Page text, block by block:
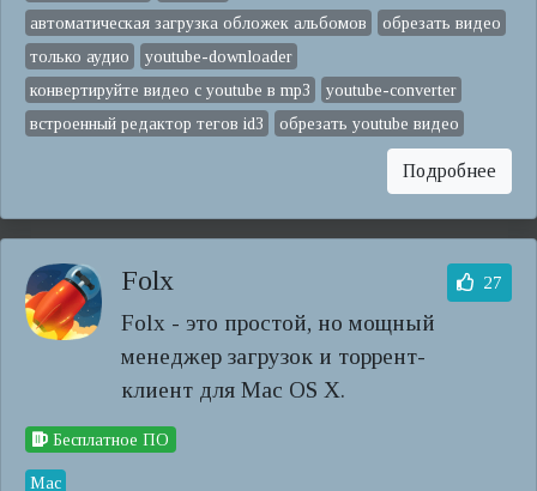
автоматическая загрузка обложек альбомов
обрезать видео
только аудио
youtube-downloader
конвертируйте видео с youtube в mp3
youtube-converter
встроенный редактор тегов id3
обрезать youtube видео
Подробнее
Folx
Folx - это простой, но мощный
менеджер загрузок и торрент-
клиент для Mac OS X.
27
Бесплатное ПО
Mac